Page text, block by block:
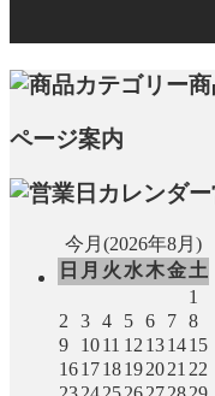
ページ案内
今月(2026年8月)
日 月 火 水木金土
1
2
3 4 5 6 7 8
9
1011 12 131415
161718192021 22